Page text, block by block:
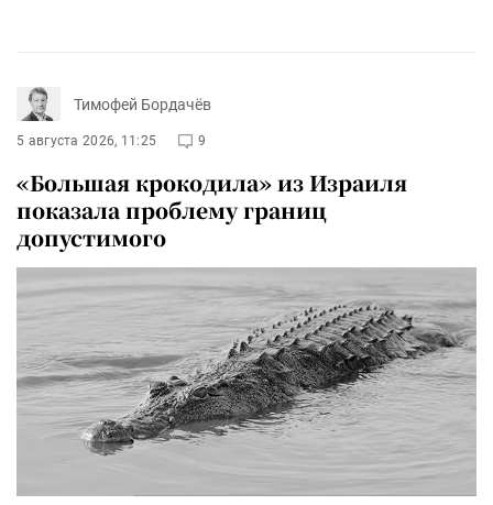
Тимофей Бордачёв
5 августа 2026, 11:25 9
«Большая крокодила» из Израиля
показала проблему границ
допустимого